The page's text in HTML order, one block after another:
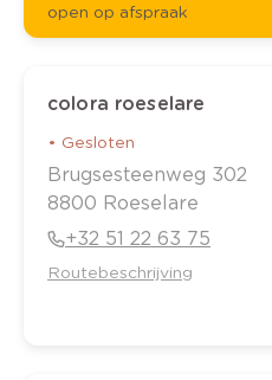
open op afspraak
colora roeselare
• Gesloten
Brugsesteenweg 302
8800 Roeselare
+32 51 22 63 75
Routebeschrijving